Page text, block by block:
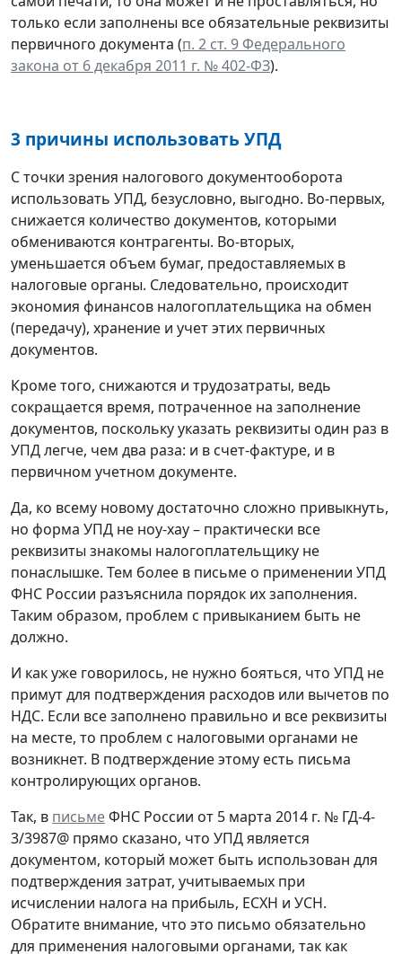
только если заполнены все обязательные реквизиты
первичного документа (п. 2 ст. 9 Федерального
закона от 6 декабря 2011 г. № 402-ФЗ).
3 причины использовать УПД
С точки зрения налогового документооборота
использовать УПД, безусловно, выгодно. Во-первых,
снижается количество документов, которыми
обмениваются контрагенты. Во-вторых,
уменьшается объем бумаг, предоставляемых в
налоговые органы. Следовательно, происходит
экономия финансов налогоплательщика на обмен
(передачу), хранение и учет этих первичных
документов.
Кроме того, снижаются и трудозатраты, ведь
сокращается время, потраченное на заполнение
документов, поскольку указать реквизиты один раз в
УПД легче, чем два раза: и в счет-фактуре, и в
первичном учетном документе.
Да, ко всему новому достаточно сложно привыкнуть,
но форма УПД не ноу-хау – практически все
реквизиты знакомы налогоплательщику не
понаслышке. Тем более в письме о применении УПД
ФНС России разъяснила порядок их заполнения.
Таким образом, проблем с привыканием быть не
должно.
И как уже говорилось, не нужно бояться, что УПД не
примут для подтверждения расходов или вычетов по
НДС. Если все заполнено правильно и все реквизиты
на месте, то проблем с налоговыми органами не
возникнет. В подтверждение этому есть письма
контролирующих органов.
Так, в письмеФНС России от 5 марта 2014 г. № ГД-4-
3/3987@ прямо сказано, что УПД является
документом, который может быть использован для
подтверждения затрат, учитываемых при
исчислении налога на прибыль, ЕСХН и УСН.
Обратите внимание, что это письмо обязательно
для применения налоговыми органами, так как